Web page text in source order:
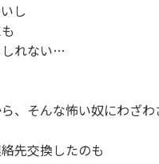
し
しれない…
、そんな怖い奴にわざわ
先交換したのも